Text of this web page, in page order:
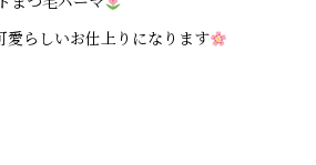
愛らしいお仕上りになります